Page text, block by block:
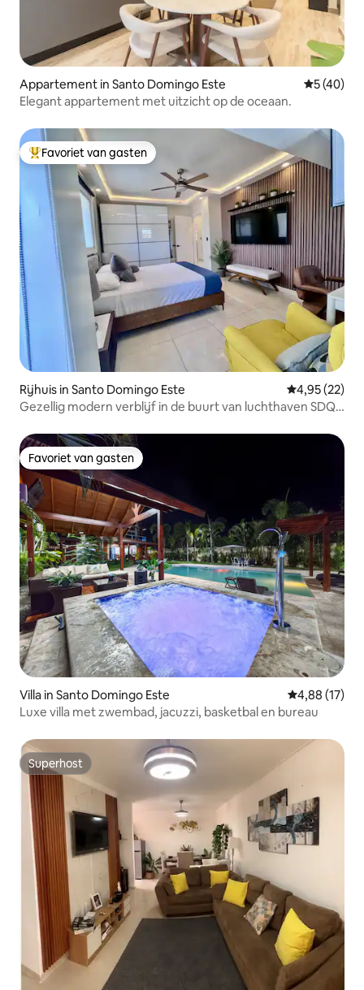
Appartement in Santo Domingo Este
5 (40)
Elegant appartement met uitzicht op de oceaan.
Topfavoriet van gasten
Favoriet van gasten
Rijhuis in Santo Domingo Este Gemiddelde
4,95 (22)
Gezellig modern verblijf in de buurt van luchthaven SDQ |
Favoriet van gasten
Favoriet van gasten
Villa in Santo Domingo Este Gemiddelde
4,88 (17)
Luxe villa met zwembad, jacuzzi, basketbal en bureau
Superhost
Superhost